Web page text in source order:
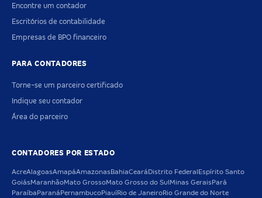
Encontre um contador
Escritórios de contabilidade
Empresas de BPO financeiro
PARA CONTADORES
Torne-se um parceiro certificado
Indique seu contador
Área do parceiro
CONTADORES POR ESTADO
AcreAlagoasAmapáAmazonas BahiaCeará Distrito Federal Espírito Santo
GoiásMaranhãoMato GrossoMato Grosso do Sul Minas Gerais Pará
Paraíba Paraná PernambucoPiauíRio de JaneiroRio Grande do Norte